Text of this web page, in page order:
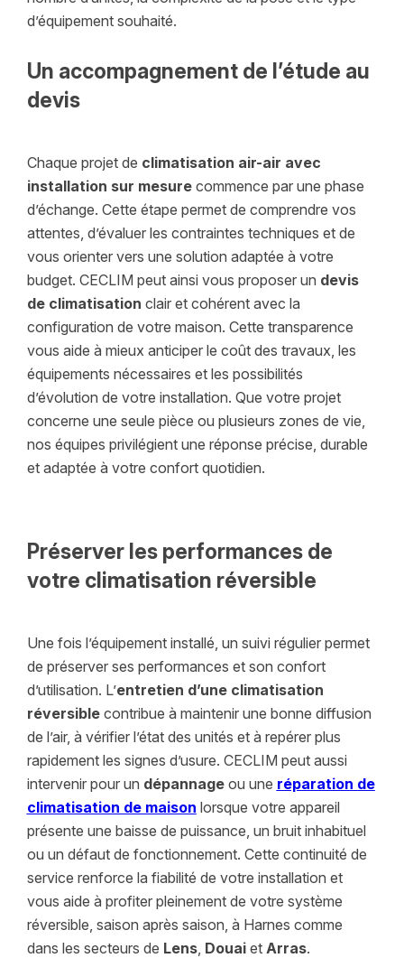
d’équipement souhaité.
Un accompagnement de l’étude au
devis
Chaque projet de climatisation air-air avec
installation sur mesurecommence par une phase
d’échange. Cette étape permet de comprendre vos
attentes, d’évaluer les contraintes techniques et de
vous orienter vers une solution adaptée à votre
budget. CECLIM peut ainsi vous proposer un devis
de climatisation clair et cohérent avec la
configuration de votre maison. Cette transparence
vous aide à mieux anticiper le coût des travaux, les
équipements nécessaires et les possibilités
d’évolution de votre installation. Que votre projet
concerne une seule pièce ou plusieurs zones de vie,
nos équipes privilégient une réponse précise, durable
et adaptée à votre confort quotidien.
Préserver les performances de
votre climatisation réversible
Une fois l’équipement installé, un suivi régulier permet
de préserver ses performances et son confort
d’utilisation. L’entretien d’une climatisation
réversible contribue à maintenir une bonne diffusion
de l’air, à vérifier l’état des unités et à repérer plus
rapidement les signes d’usure. CECLIM peut aussi
intervenir pour un dépannage ou une réparation de
climatisation de maison lorsque votre appareil
présente une baisse de puissance, un bruit inhabituel
ou un défaut de fonctionnement. Cette continuité de
service renforce la fiabilité de votre installation et
vous aide à profiter pleinement de votre système
réversible, saison après saison, à Harnes comme
dans les secteurs de Lens, Douaiet Arras.